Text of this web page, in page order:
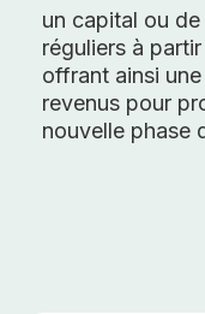
un capital ou
réguliers à
offrant ainsi
revenus pour
nouvelle phase